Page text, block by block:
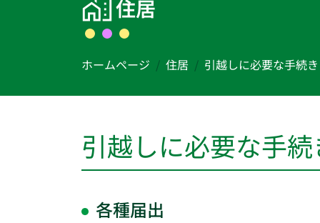
住居
ホームページ 住居 引越しに必要な手続き
引越しに必要な手続
各種届出